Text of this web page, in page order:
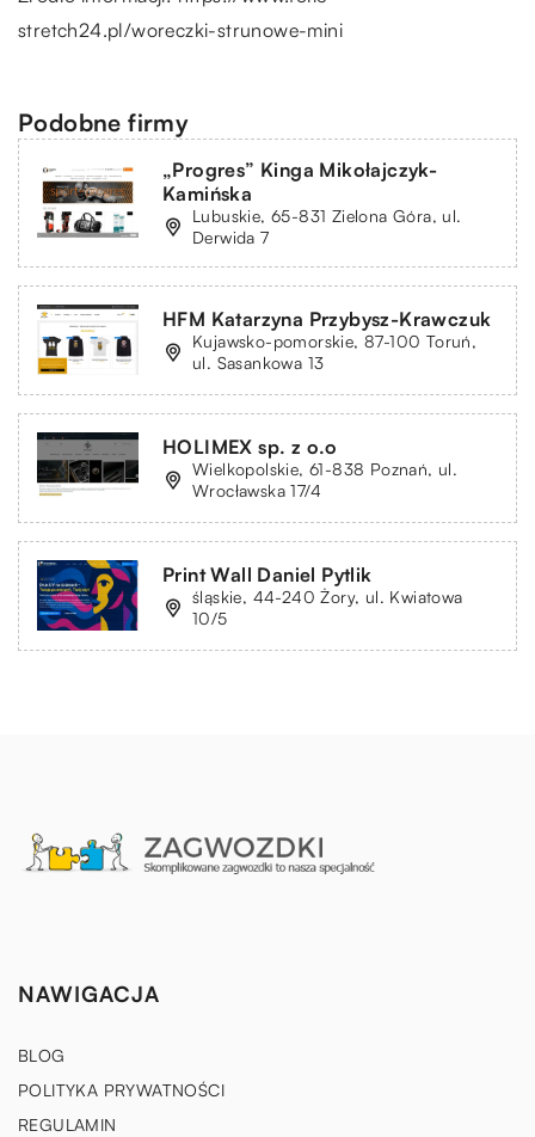
stretch24.pl/woreczki-strunowe-mini
Podobne firmy
„Progres” Kinga Mikołajczyk-
Kamińska
Lubuskie, 65-831 Zielona Góra, ul.
Derwida 7
HFM Katarzyna Przybysz-Krawczuk
Kujawsko-pomorskie, 87-100 Toruń,
ul. Sasankowa 13
HOLIMEX sp. z o.o
Wielkopolskie, 61-838 Poznań, ul.
Wrocławska 17/4
Print Wall Daniel Pytlik
śląskie, 44-240 Żory, ul. Kwiatowa
10/5
NAWIGACJA
BLOG
POLITYKA PRYWATNOŚCI
REGULAMIN